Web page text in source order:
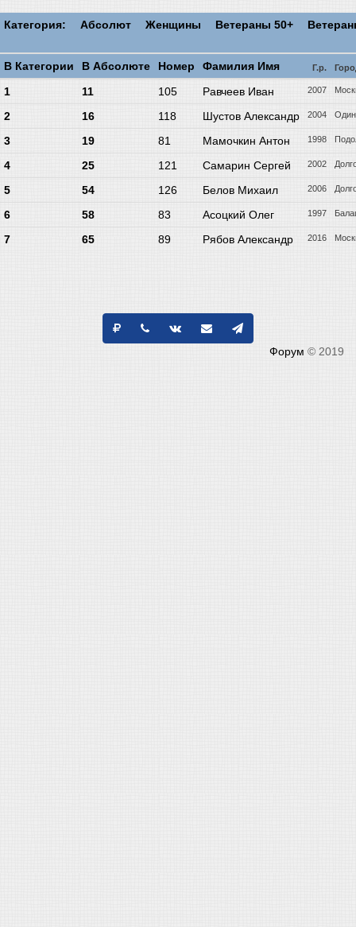
Категория: Абсолют Женщины Ветераны 50+
В Категории В Абсолюте Номер Фамилия Имя Г.р.
1 11 105 Равчеев Иван 2007
2 16 118 Шустов Александр 2004
3 19 81 Мамочкин Антон 1998
4 25 121 Самарин Сергей 2002
5 54 126 Белов Михаил 2006
6 58 83 Асоцкий Олег 1997
7 65 89 Рябов Александр 2016
Форум © 2019